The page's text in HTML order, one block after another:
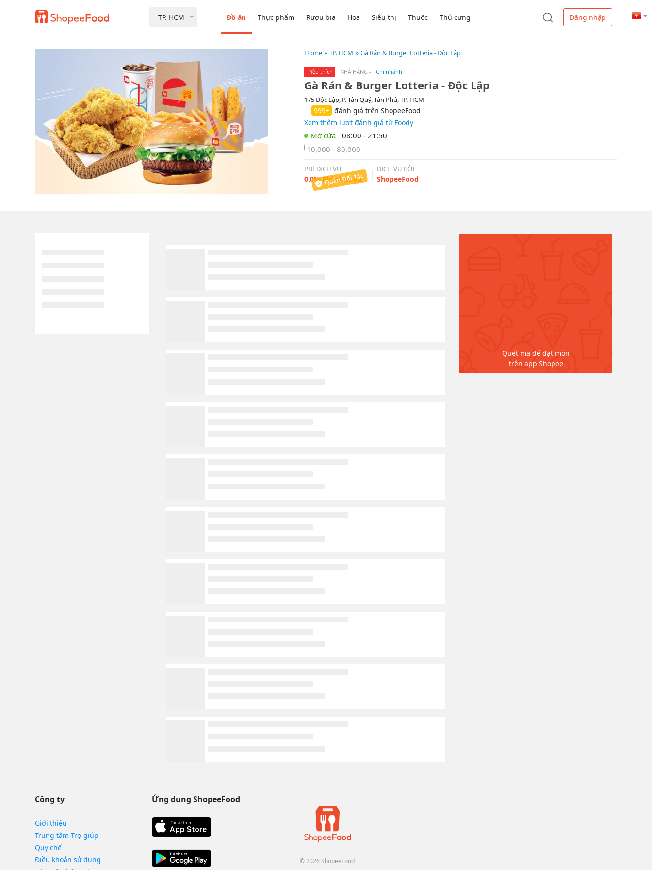
TP. HCM Đồ ăn Thực phẩm Rượu bia Hoa Siêu thị Thuốc Thú cưng Đăng nhập
Home TP. HCM Gà Rán & Burger Lotteria - Độc Lập
Yêu thích NHÀ HÀNG - Chi nhánh
Gà Rán & Burger Lotteria - Độc Lập
175 Độc Lập, P. Tân Quý, Tân Phú, TP. HCM
999+ đánh giá trên ShopeeFood
Xem thêm lượt đánh giá từ Foody
08:00 - 21:50
10,000 - 80,000
PHÍ DỊCH VỤ
0.0% Phí phục vụ
DỊCH VỤ BỞI
ShopeeFood
Quét mã để đặt món
trên app Shopee
Công ty
Giới thiệu
Trung tâm Trợ giúp
Quy chế
Điều khoản sử dụng
Ứng dụng ShopeeFood
© 2026 ShopeeFood